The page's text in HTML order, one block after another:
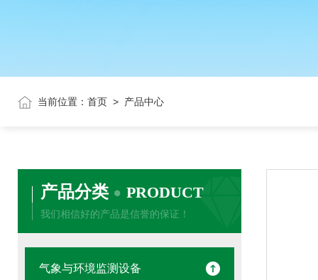
当前位置： 首页 > 产品中心
产品分类 PRODUCT
我们相信好的产品是信誉的保证！
气象与环境监测设备